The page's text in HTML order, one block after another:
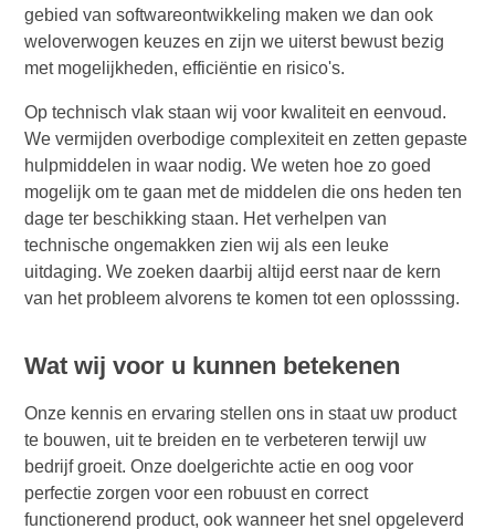
gebied van softwareontwikkeling maken we dan ook
weloverwogen keuzes en zijn we uiterst bewust bezig
met mogelijkheden, efficiëntie en risico's.
Op technisch vlak staan wij voor kwaliteit en eenvoud.
We vermijden overbodige complexiteit en zetten gepaste
hulpmiddelen in waar nodig. We weten hoe zo goed
mogelijk om te gaan met de middelen die ons heden ten
dage ter beschikking staan. Het verhelpen van
technische ongemakken zien wij als een leuke
uitdaging. We zoeken daarbij altijd eerst naar de kern
van het probleem alvorens te komen tot een oplosssing.
Wat wij voor u kunnen betekenen
Onze kennis en ervaring stellen ons in staat uw product
te bouwen, uit te breiden en te verbeteren terwijl uw
bedrijf groeit. Onze doelgerichte actie en oog voor
perfectie zorgen voor een robuust en correct
functionerend product, ook wanneer het snel opgeleverd